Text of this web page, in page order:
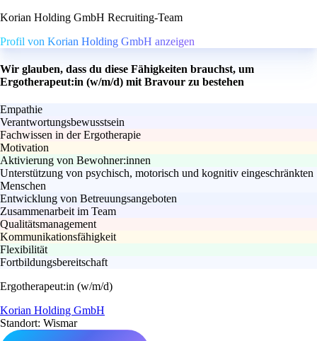
Korian Holding GmbH Recruiting-Team
Profil von Korian Holding GmbH anzeigen
Wir glauben, dass du diese Fähigkeiten brauchst, um
Ergotherapeut:in (w/m/d) mit Bravour zu bestehen
Empathie
Verantwortungsbewusstsein
Fachwissen in der Ergotherapie
Motivation
Aktivierung von Bewohner:innen
Unterstützung von psychisch, motorisch und kognitiv eingeschränkten
Menschen
Entwicklung von Betreuungsangeboten
Zusammenarbeit im Team
Qualitätsmanagement
Kommunikationsfähigkeit
Flexibilität
Fortbildungsbereitschaft
Ergotherapeut:in (w/m/d)
Korian Holding GmbH
Standort: Wismar